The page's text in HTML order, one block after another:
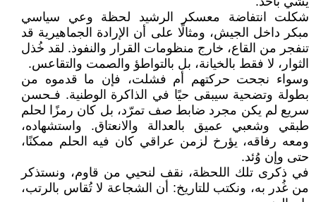
شكلت انتفاضة معسكر الرشيد لحظة وعي سياسي
مبكر داخل الجيش، ومثالًا على أن الإرادة الجماهيرية قد
تنفجر من القاع، خارج منظومات القرار والنفوذ. لقد خُذل
الثوار، لا فقط بالخيانة، بل بالتواطؤ والصمت والتقاعس.
وسواء نجحت حركتهم أم فشلت، فإن ما قدموه من
بطولة وتضحية سيبقى حيًا في الذاكرة الوطنية. فـحسن
سريع لم يكن مجرد ضابط صف تمرّد، بل كان رمزًا لحلم
طبقي وشعبي عميق بالعدالة والانعتاق. واستشهاده،
ومعه رفاقه، يؤرخ لزمن عراقي كان فيه الحلم ممكنًا،
حتى وإن وُئد.
في ذكرى تلك اللحظة، نقف لنحيي من قاوم، ونستذكر
من غُدر به، ونكتب للتاريخ: أن الشجاعة لا تُقاس بالرتب،